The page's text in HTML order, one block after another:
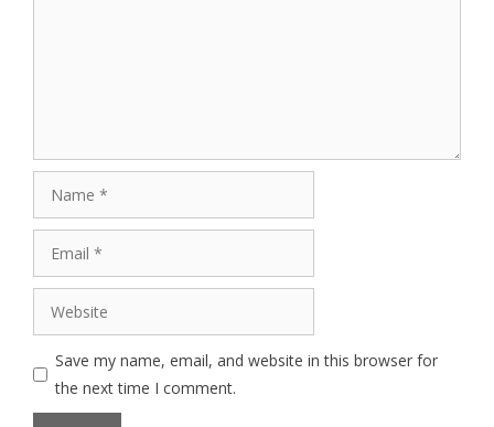
Website
Save my name, email, and website in this browser for
the next time I comment.